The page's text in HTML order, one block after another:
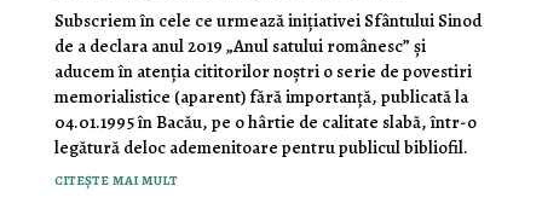
Subscriem în cele ce urmează iniţiativei Sfântului Sinod
de a declara anul 2019 „Anul satului românesc” şi
aducem în atenţia cititorilor noştri o serie de povestiri
memorialistice (aparent) fără importanţă, publicată la
04.01.1995 în Bacău, pe o hârtie de calitate slabă, într-o
legătură deloc ademenitoare pentru publicul bibliofil.
citește mai mult